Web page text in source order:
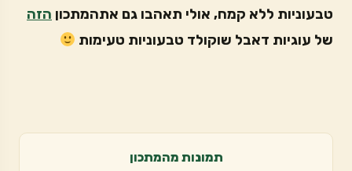
טבעוניות ללא קמח, אולי תאהבו גם אתהמתכון הזה
של עוגיות דאבל שוקולד טבעוניות טעימות
תמונות מהמתכון